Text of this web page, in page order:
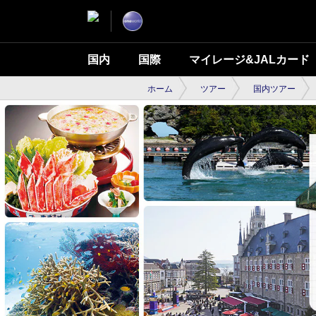
国内 国際 マイレージ&JALカード
ホーム ツアー 国内ツアー